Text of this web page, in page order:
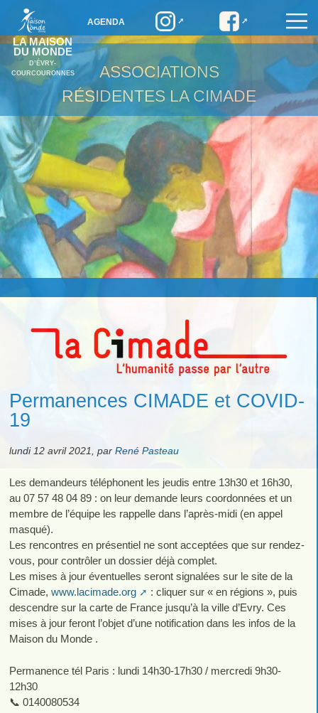
LA MAISON
DU MONDE
D’ÉVRY-
COURCOURONNES
AGENDA
ASSOCIATIONS
RÉSIDENTES LA CIMADE
Permanences CIMADE et COVID-
19
lundi 12 avril 2021 par René Pasteau
Les demandeurs téléphonent les jeudis entre 13h30 et 16h30,
au 07 57 48 04 89 : on leur demande leurs coordonnées et un
membre de l’équipe les rappelle dans l’après-midi (en appel
masqué).
Les rencontres en présentiel ne sont acceptées que sur rendez-
vous, pour contrôler un dossier déjà complet.
Les mises à jour éventuelles seront signalées sur le site de la
Cimade, www.lacimade.org
: cliquer sur « en régions », puis
descendre sur la carte de France jusqu’à la ville d’Evry. Ces
mises à jour feront l’objet d’une notification dans les infos de la
Maison du Monde .
Permanence tél Paris : lundi 14h30-17h30 / mercredi 9h30-
12h30
📞 0140080534